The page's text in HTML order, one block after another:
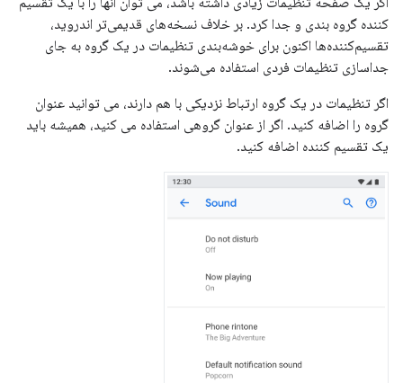
کننده گروه بندی و جدا کرد. بر خلاف نسخه‌های قدیمی‌تر اندروید،
تقسیم‌کننده‌ها اکنون برای خوشه‌بندی تنظیمات در یک گروه به جای
جداسازی تنظیمات فردی استفاده می‌شوند.
اگر تنظیمات در یک گروه ارتباط نزدیکی با هم دارند، می توانید عنوان
گروه را اضافه کنید. اگر از عنوان گروهی استفاده می کنید، همیشه باید
یک تقسیم کننده اضافه کنید.